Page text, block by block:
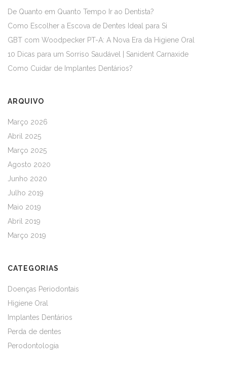
De Quanto em Quanto Tempo Ir ao Dentista?
Como Escolher a Escova de Dentes Ideal para Si
GBT com Woodpecker PT-A: A Nova Era da Higiene Oral
10 Dicas para um Sorriso Saudável | Sanident Carnaxide
Como Cuidar de Implantes Dentários?
ARQUIVO
Março 2026
Abril 2025
Março 2025
Agosto 2020
Junho 2020
Julho 2019
Maio 2019
Abril 2019
Março 2019
CATEGORIAS
Doenças Periodontais
Higiene Oral
Implantes Dentários
Perda de dentes
Perodontologia